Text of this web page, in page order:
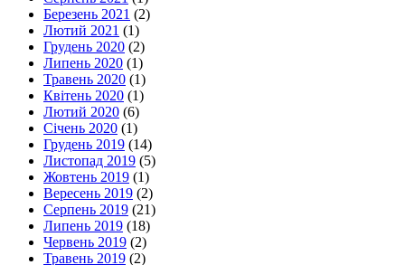
Березень 2021 (2)
Лютий 2021 (1)
Грудень 2020 (2)
Липень 2020 (1)
Травень 2020 (1)
Квітень 2020 (1)
Лютий 2020 (6)
Січень 2020 (1)
Грудень 2019 (14)
Листопад 2019 (5)
Жовтень 2019 (1)
Вересень 2019 (2)
Серпень 2019 (21)
Липень 2019 (18)
Червень 2019 (2)
Травень 2019 (2)